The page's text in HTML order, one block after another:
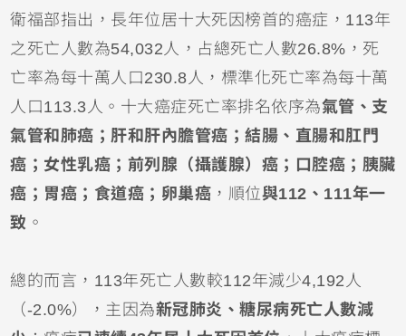
衛福部指出，長年位居十大死因榜首的癌症，113年
之死亡人數為54,032人，占總死亡人數26.8%，死
亡率為每十萬人口230.8人，標準化死亡率為每十萬
人口113.3人。十大癌症死亡率排名依序為氣管、支
氣管和肺癌；肝和肝內膽管癌；結腸、直腸和肛門
癌；女性乳癌；前列腺（攝護腺）癌；口腔癌；胰臟
癌；胃癌；食道癌；卵巢癌 ，順位與112、111年一
致 。
總的而言，113年死亡人數較112年減少4,192人
（-2.0%），主因為新冠肺炎、糖尿病死亡人數減